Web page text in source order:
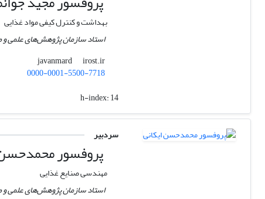
بهداشت و کنترل کیفی مواد غذایی
استاد سازمان پژوهش‌های علمی و
javanmard
irost.ir
0000-0001-5500-7718
h-index:14
سردبیر
پروفسور
مهندسی صنایع غذایی
استاد سازمان پژوهش‌های علمی و